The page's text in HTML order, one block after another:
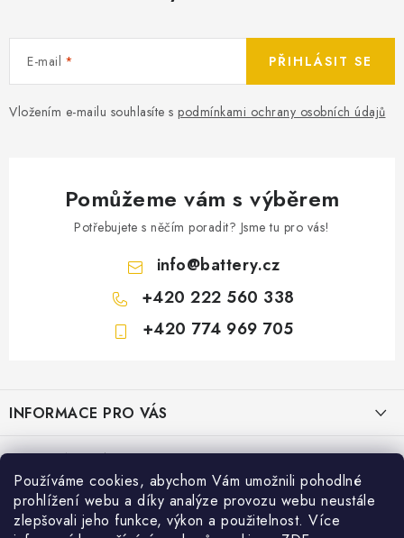
Používáme cookies, abychom Vám umožnili pohodlné
prohlížení webu a díky analýze provozu webu neustále
zlepšovali jeho funkce, výkon a použitelnost. Více
E-mail
Vložením e-mailu souhlasíte s podmínkami ochrany osobních údajů
PŘIHLÁSIT SE
Pomůžeme vám s výběrem
Potřebujete s něčím poradit? Jsme tu pro vás!
info@battery.cz
+420 222 560 338
+420 774 969 705
p
a
INFORMACE PRO VÁS
KONTAKTY
POŠTOVNÉ A DOPRAVA
KONFIGURÁTOR AUTOBATERIÍ
PRODEJNY BATTERY.CZ
Prodejna Brno - Pražákova ul.
Konfigurátor AUTOBATERIE